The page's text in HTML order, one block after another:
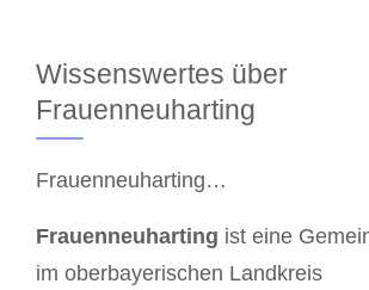
Wissenswertes über
Frauenneuharting
Frauenneuharting…
Frauenneuharting ist eine
im oberbayerischen Landkreis